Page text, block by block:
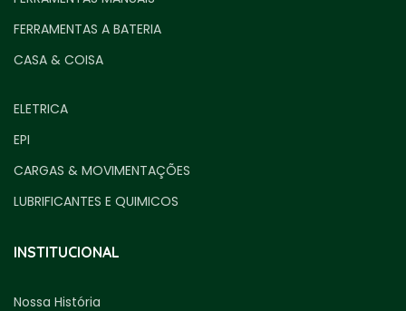
FERRAMENTAS A BATERIA
CASA & COISA
ELETRICA
EPI
CARGAS & MOVIMENTAÇÕES
LUBRIFICANTES E QUIMICOS
INSTITUCIONAL
Nossa História